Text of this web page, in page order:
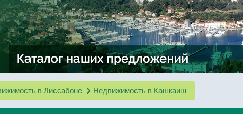
в Лиссабоне Недвижимость в Кашкаиш